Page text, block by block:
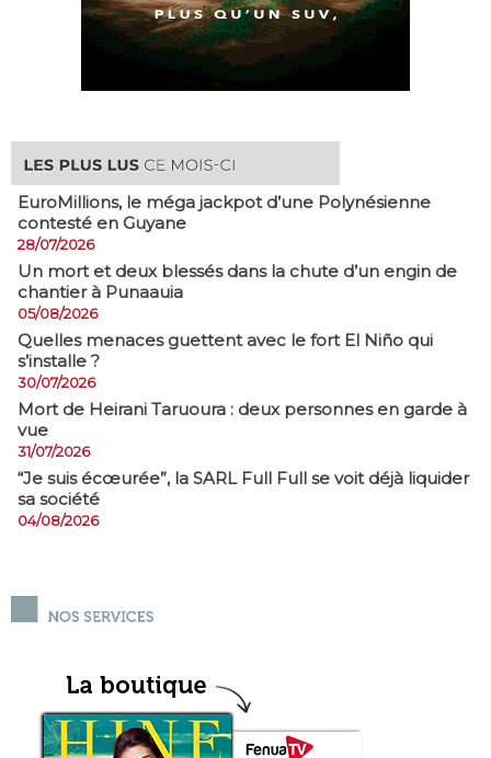
EuroMillions, ​le méga jackpot d’une Polynésienne
contesté en Guyane
28/07/2026
​Un mort et deux blessés dans la chute d’un engin de
chantier à Punaauia
05/08/2026
Quelles menaces guettent avec le fort El Niño qui
s’installe ?
30/07/2026
Mort de Heirani Taruoura : deux personnes en garde à
vue
31/07/2026
​“Je suis écœurée”, la SARL Full Full se voit déjà liquider
sa société
04/08/2026